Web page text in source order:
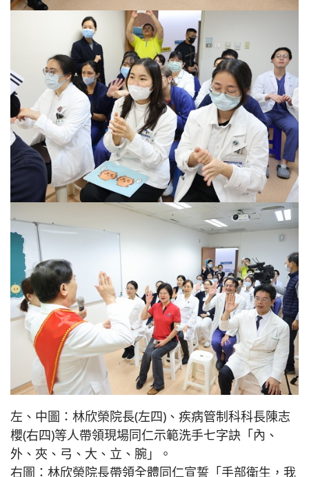
左、中圖：林欣榮院長(左四)、疾病管制科科長陳志
櫻(右四)等人帶領現場同仁示範洗手七字訣「內、
外、夾、弓、大、立、腕」。
右圖：林欣榮院長帶領全體同仁宣誓「手部衛生，我